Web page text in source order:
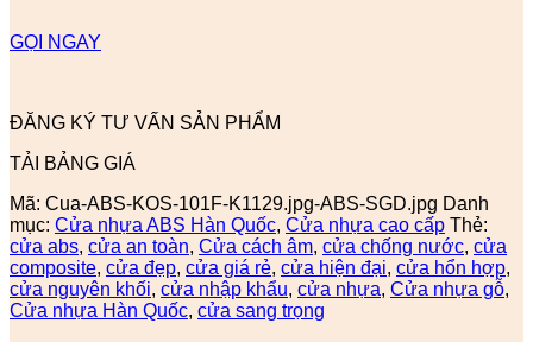
GỌI NGAY
ĐĂNG KÝ TƯ VẤN SẢN PHẨM
TẢI BẢNG GIÁ
Mã: Cua-ABS-KOS-101F-K1129.jpg-ABS-SGD.jpg Danh
mục: Cửa nhựa ABS Hàn Quốc, Cửa nhựa cao cấp Thẻ:
cửa abs, cửa an toàn, Cửa cách âm, cửa chống nước, cửa
composite, cửa đẹp, cửa giá rẻ, cửa hiện đại, cửa hổn hợp,
cửa nguyên khối, cửa nhập khẩu, cửa nhựa, Cửa nhựa gỗ,
Cửa nhựa Hàn Quốc, cửa sang trọng